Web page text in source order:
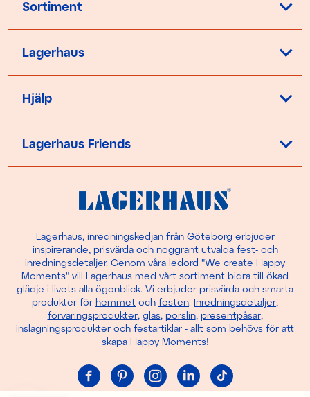
Sortiment
Lagerhaus
Hjälp
Lagerhaus Friends
Lagerhaus, inredningskedjan från Göteborg erbjuder
inspirerande, prisvärda och noggrant utvalda fest- och
inredningsdetaljer. Genom våra ledord "We create Happy
Moments" vill Lagerhaus med vårt sortiment bidra till ökad
glädje i livets alla ögonblick. Vi erbjuder prisvärda och smarta
produkter för hemmet och festen. Inredningsdetaljer,
förvaringsprodukter, glas, porslin, presentpåsar,
inslagningsprodukter och festartiklar - allt som behövs för att
skapa Happy Moments!